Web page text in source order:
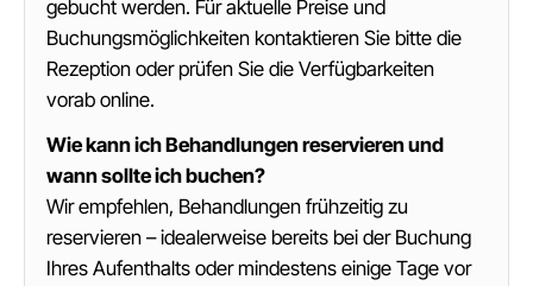
gebucht werden. Für aktuelle Preise und
Buchungsmöglichkeiten kontaktieren Sie bitte die
Rezeption oder prüfen Sie die Verfügbarkeiten
vorab online.
Wie kann ich Behandlungen reservieren und
wann sollte ich buchen?
Wir empfehlen, Behandlungen frühzeitig zu
reservieren – idealerweise bereits bei der Buchung
Ihres Aufenthalts oder mindestens einige Tage vor